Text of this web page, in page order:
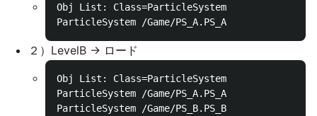
Obj List: Class=ParticleSystem
２）LevelB -> ロード
Obj List: Class=ParticleSystem
ParticleSystem /Game/PS_A.PS_A